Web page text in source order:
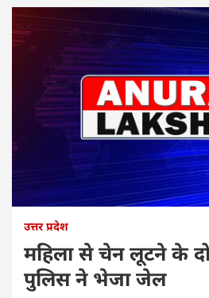
उत्तर प्रदेश
महिला से चेन लूटने के
पुलिस ने भेजा जेल